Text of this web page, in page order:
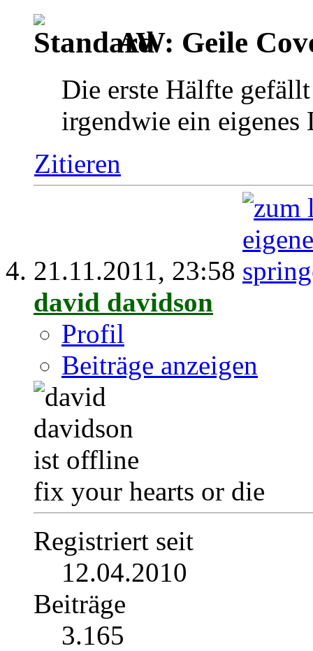
AW: Geile
Die erste Hälfte
irgendwie ein
Zitieren
21.11.2011, 23:58
david davidson
Profil
Beiträge anzeigen
fix your hearts or die
Registriert seit
12.04.2010
Beiträge
3.165